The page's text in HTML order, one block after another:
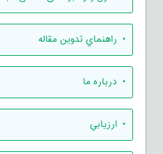
• راهنماي تدوين مقاله
• درباره ما
• ارزيابي